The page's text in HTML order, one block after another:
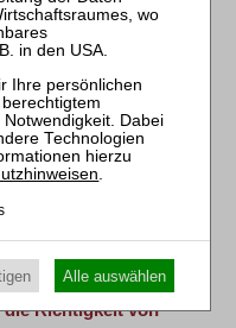
„Erbschaft- steuer –
Montag, den 12.
1 BvF 1/23 Der
…
die Richtigkeit von
Alle auswählen